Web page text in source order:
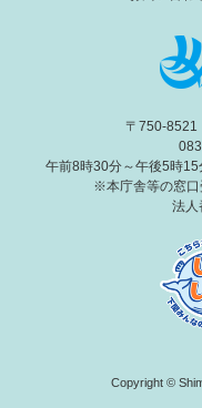
〒750-
午前8時30分～午後5時15
※本庁舎等の窓口
法人
Copyright ©